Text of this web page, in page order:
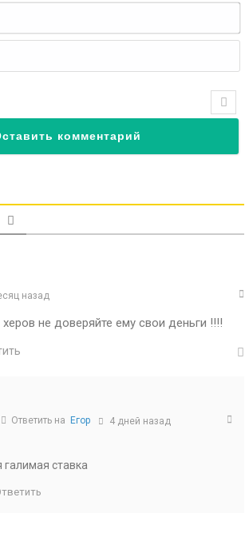
назад
не доверяйте ему свои деньги !!!!
Ответить на Егор 4 дней назад
галимая ставка